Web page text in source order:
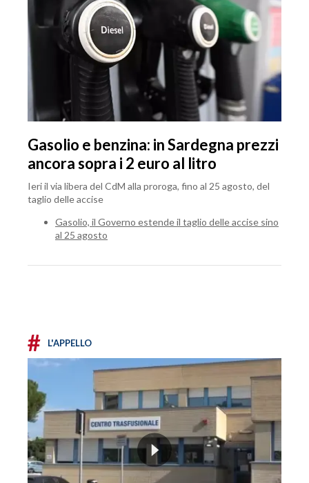
Gasolio e benzina: in Sardegna prezzi
ancora sopra i 2 euro al litro
Ieri il via libera del CdM alla proroga, fino al 25 agosto, del
taglio delle accise
Gasolio, il Governo estende il taglio delle accise sino
al 25 agosto
# L'APPELLO